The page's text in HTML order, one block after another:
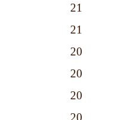
21
21
20
20
20
20